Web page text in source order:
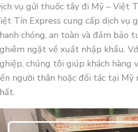
vụ gửi thuốc tây đi Mỹ – Việt
Tín Express cung cấp dịch vụ
chóng, an toàn và đảm bảo
ngặt về xuất nhập khẩu.
chúng tôi giúp khách hàng
người thân hoặc đối tác tại